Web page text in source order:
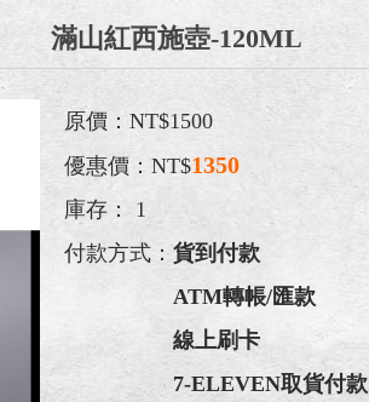
滿山紅西施壺-120ML
原價：NT$1500
優惠價：NT$1350
庫存： 1
付款方式： 貨到付款
ATM轉帳/匯款
線上刷卡
7-ELEVEN取貨付款